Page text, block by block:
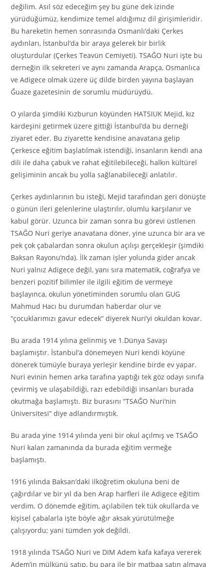
değilim. Asıl söz edeceğim şey bu güne dek izinde
yürüdüğümüz, kendimize temel aldığımız dil girişimleridir.
Bu hareketin hemen sonrasında Osmanlı’daki Çerkes
aydınları, İstanbul’da bir araya gelerek bir birlik
oluşturdular (Çerkes Teavün Cemiyeti).TSAĞO Nuri işte bu
derneğin ilk sekreteri ve aynı zamanda Arapça, Osmanlıca
ve Adigece olmak üzere üç dilde birden yayına başlayan
Ğuaze gazetesinin de sorumlu müdürüydü.
O yılarda şimdiki Kızburun köyünden HATSIUK Mejid, kız
kardeşini getirmek üzere gittiği İstanbul’da bu derneği
ziyaret eder. Bu ziyarette kendisine anavatana gelip
Çerkesce eğitim başlatılmak istendiği, insanların kendi ana
dili ile daha çabuk ve rahat eğitilebileceği, halkın kültürel
gelişiminin ancak bu yolla sağlanabileceği anlatılır.
Çerkes aydınlarının bu isteği, Mejid tarafından geri dönüşte
o günün ileri gelenlerine ulaştırılır, olumlu karşılanır ve
kabul görür. Uzunca bir zaman sonra bu görevi üstlenen
TSAĞO Nuri geriye anavatana döner, yine uzunca bir ara ve
pek çok çabalardan sonra okulun açılışı gerçekleşir (şimdiki
Baksan Rayonu’nda). İlk zaman işler yolunda gider ancak
Nuri yalnız Adigece değil, yanı sıra matematik, coğrafya ve
benzeri pozitif bilimler ile ilgili eğitim de vermeye
başlayınca, okulun yönetiminden sorumlu olan GUG
Mahmud Hacı bu durumdan haberdar olur ve
“çocuklarımızı gavur edecek” diyerek Nuri’yi okuldan kovar.
Bu arada 1914 yılına gelinmiş ve 1.Dünya Savaşı
başlamıştır. İstanbul’a dönemeyen Nuri kendi köyüne
dönerek tümüyle buraya yerleşir kendine birde ev yapar.
Nuri evinin hemen arka tarafına yaptığı tek göz odayı sınıfa
çevirmiş ve ulaşabildiği, razı edebildiği insanları burada
okutmağa başlamıştı. Biz burasını “TSAĞO Nuri’nin
Üniversitesi” diye adlandırmıştık.
Bu arada yine 1914 yılında yeni bir okul açılmış veTSAĞO
Nuri kalan zamanında da burada eğitim vermeğe
başlamıştı.
1916 yılında Baksan’daki ilköğretim okuluna beni de
çağırdılar ve bir yıl da ben Arap harfleri ile Adigece eğitim
verdim. O dönemde eğitim, açılabilen tek tük okullarda ve
kişisel çabalarla işte böyle ağır aksak yürütülmeğe
çalışıyordu; yani tümden yok değildi.
1918 yılındaTSAĞO Nuri ve DIM Adem kafa kafaya vererek
Adem’in mülkünü satıp, bu para ile bir matbaa satın almaya